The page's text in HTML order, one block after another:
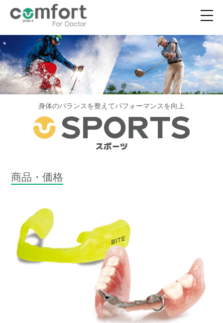
身体のバランスを整えてパフォーマンスを向上
商品・価格